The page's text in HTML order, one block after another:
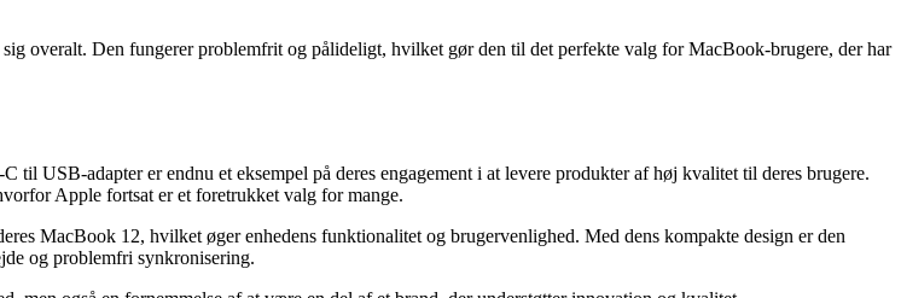
overalt. Den fungerer problemfrit og pålideligt, hvilket gør den til det perfekte valg for MacBook-brugere, der har
USB-adapter er endnu et eksempel på deres engagement i at levere produkter af høj kvalitet til deres brugere.
Apple fortsat er et foretrukket valg for mange.
MacBook 12, hvilket øger enhedens funktionalitet og brugervenlighed. Med dens kompakte design er den
og problemfri synkronisering.